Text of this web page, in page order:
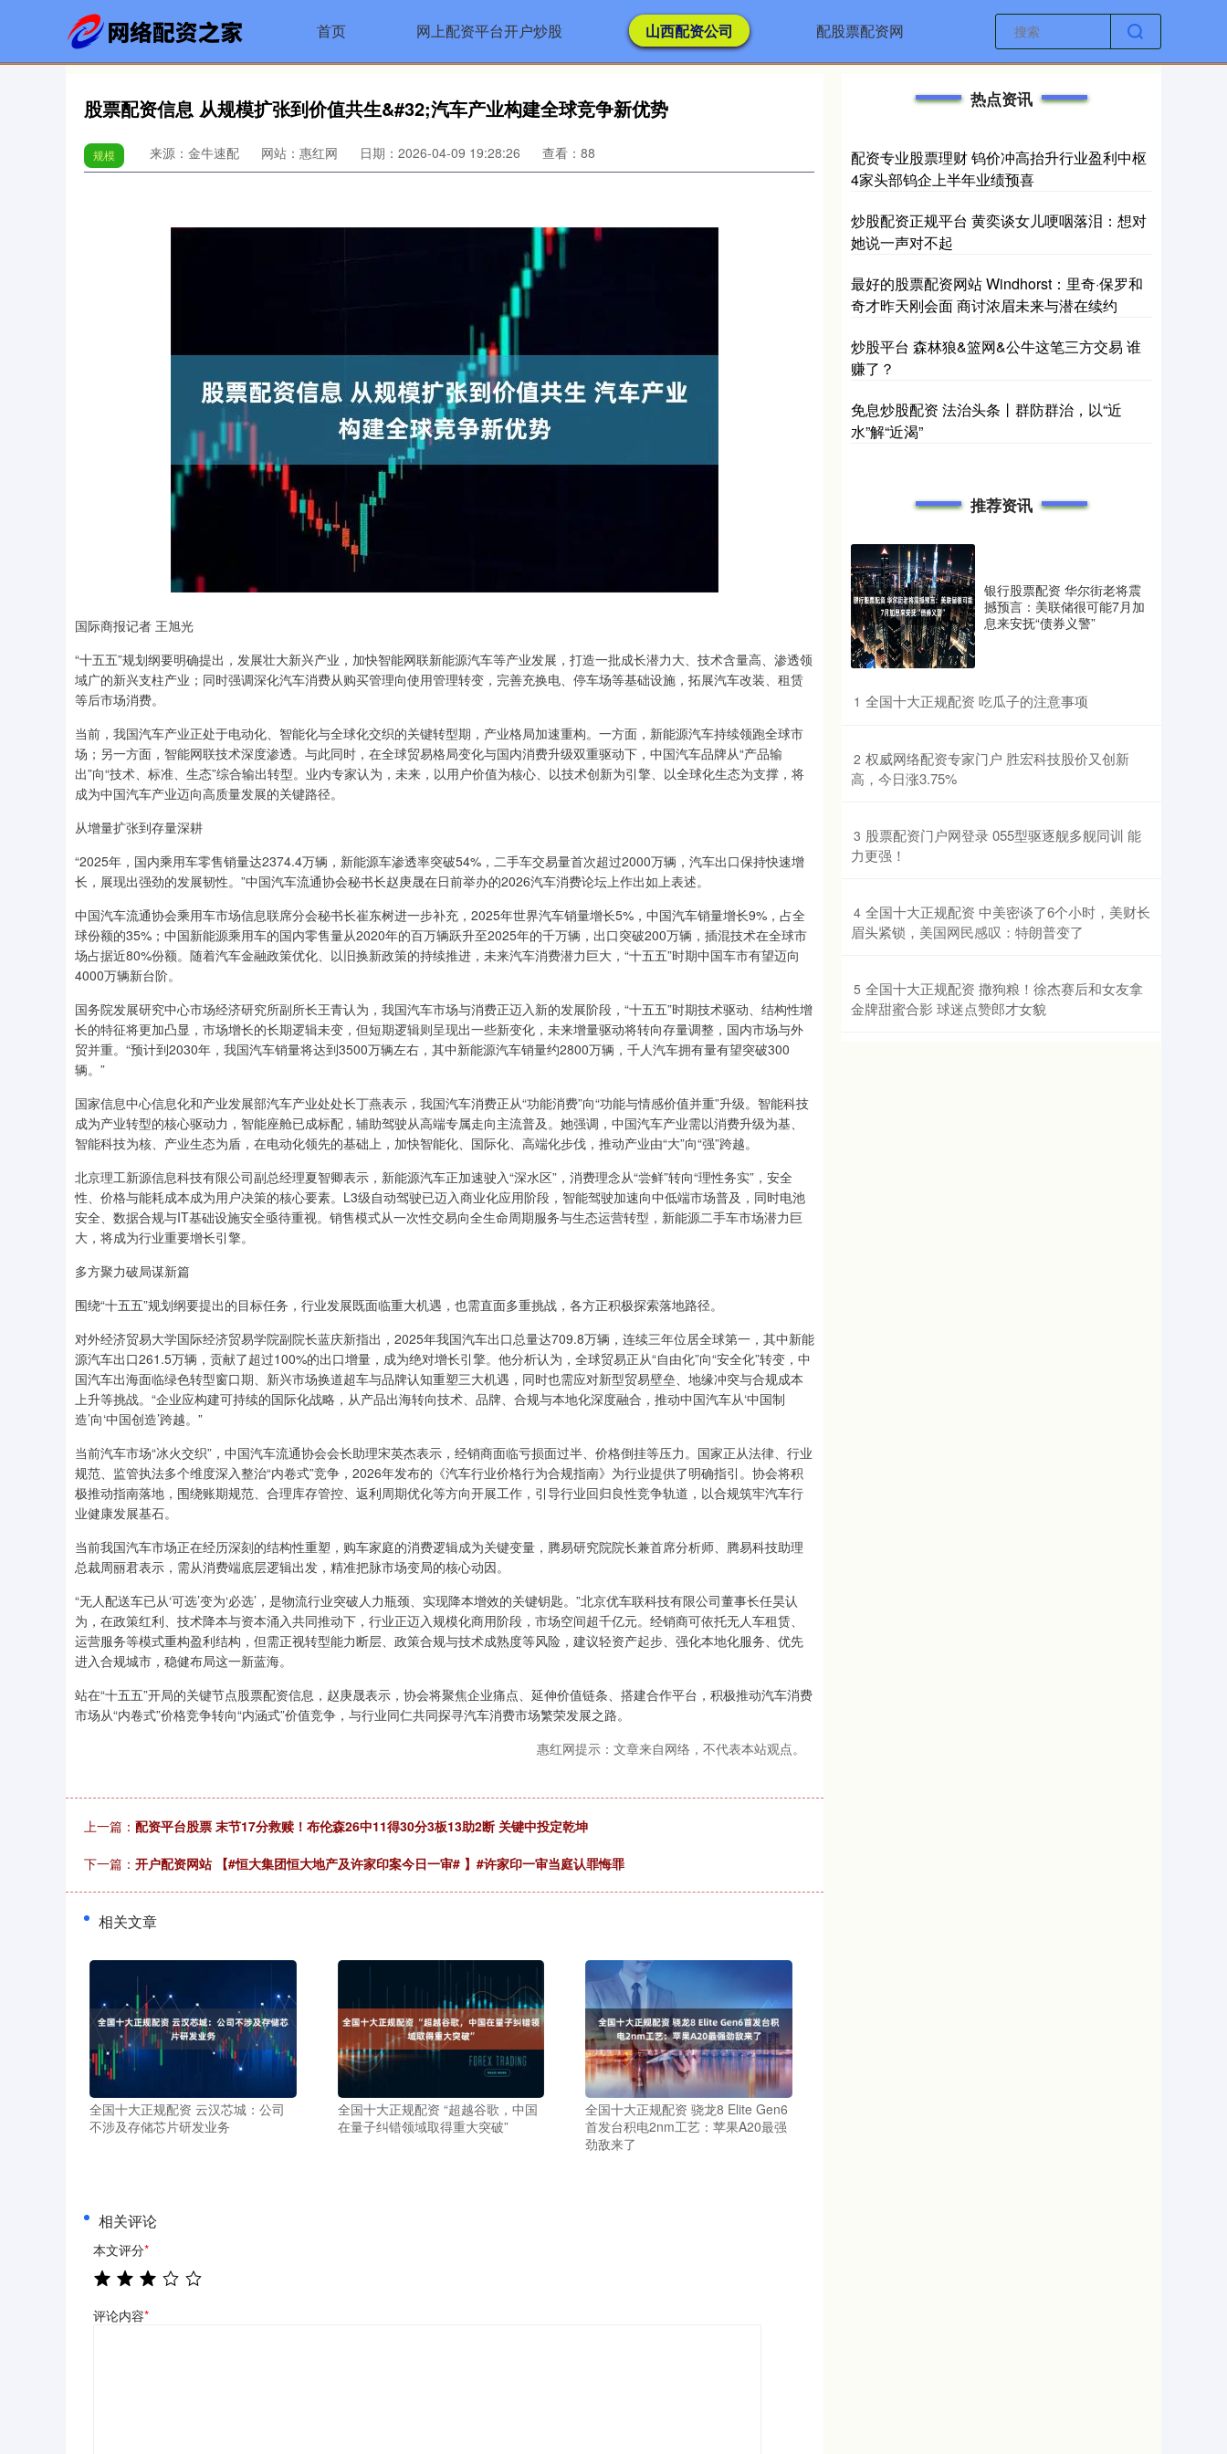
首页 网上配资平台开户炒股 山西配资公司 配股票配资网
股票配资信息 从规模扩张到价值共生&#32;汽车产业构建全球竞争新优势
规模 来源：金牛速配 网站：惠红网 日期：2026-04-09 19:28:26 查看：88
国际商报记者 王旭光
“十五五”规划纲要明确提出，发展壮大新兴产业，加快智能网联新能源汽车等产业发展，打造一批成长潜力大、技术含量高、渗透领
域广的新兴支柱产业；同时强调深化汽车消费从购买管理向使用管理转变，完善充换电、停车场等基础设施，拓展汽车改装、租赁
等后市场消费。
当前，我国汽车产业正处于电动化、智能化与全球化交织的关键转型期，产业格局加速重构。一方面，新能源汽车持续领跑全球市
场；另一方面，智能网联技术深度渗透。与此同时，在全球贸易格局变化与国内消费升级双重驱动下，中国汽车品牌从“产品输
出”向“技术、标准、生态”综合输出转型。业内专家认为，未来，以用户价值为核心、以技术创新为引擎、以全球化生态为支撑，将
成为中国汽车产业迈向高质量发展的关键路径。
从增量扩张到存量深耕
“2025年，国内乘用车零售销量达2374.4万辆，新能源车渗透率突破54%，二手车交易量首次超过2000万辆，汽车出口保持快速增
长，展现出强劲的发展韧性。”中国汽车流通协会秘书长赵庚晟在日前举办的2026汽车消费论坛上作出如上表述。
中国汽车流通协会乘用车市场信息联席分会秘书长崔东树进一步补充，2025年世界汽车销量增长5%，中国汽车销量增长9%，占全
球份额的35%；中国新能源乘用车的国内零售量从2020年的百万辆跃升至2025年的千万辆，出口突破200万辆，插混技术在全球市
场占据近80%份额。随着汽车金融政策优化、以旧换新政策的持续推进，未来汽车消费潜力巨大，“十五五”时期中国车市有望迈向
4000万辆新台阶。
国务院发展研究中心市场经济研究所副所长王青认为，我国汽车市场与消费正迈入新的发展阶段，“十五五”时期技术驱动、结构性增
长的特征将更加凸显，市场增长的长期逻辑未变，但短期逻辑则呈现出一些新变化，未来增量驱动将转向存量调整，国内市场与外
贸并重。“预计到2030年，我国汽车销量将达到3500万辆左右，其中新能源汽车销量约2800万辆，千人汽车拥有量有望突破300
辆。”
国家信息中心信息化和产业发展部汽车产业处处长丁燕表示，我国汽车消费正从“功能消费”向“功能与情感价值并重”升级。智能科技
成为产业转型的核心驱动力，智能座舱已成标配，辅助驾驶从高端专属走向主流普及。她强调，中国汽车产业需以消费升级为基、
智能科技为核、产业生态为盾，在电动化领先的基础上，加快智能化、国际化、高端化步伐，推动产业由“大”向“强”跨越。
北京理工新源信息科技有限公司副总经理夏智卿表示，新能源汽车正加速驶入“深水区”，消费理念从“尝鲜”转向“理性务实”，安全
性、价格与能耗成本成为用户决策的核心要素。L3级自动驾驶已迈入商业化应用阶段，智能驾驶加速向中低端市场普及，同时电池
安全、数据合规与IT基础设施安全亟待重视。销售模式从一次性交易向全生命周期服务与生态运营转型，新能源二手车市场潜力巨
大，将成为行业重要增长引擎。
多方聚力破局谋新篇
围绕“十五五”规划纲要提出的目标任务，行业发展既面临重大机遇，也需直面多重挑战，各方正积极探索落地路径。
对外经济贸易大学国际经济贸易学院副院长蓝庆新指出，2025年我国汽车出口总量达709.8万辆，连续三年位居全球第一，其中新能
源汽车出口261.5万辆，贡献了超过100%的出口增量，成为绝对增长引擎。他分析认为，全球贸易正从“自由化”向“安全化”转变，中
国汽车出海面临绿色转型窗口期、新兴市场换道超车与品牌认知重塑三大机遇，同时也需应对新型贸易壁垒、地缘冲突与合规成本
上升等挑战。“企业应构建可持续的国际化战略，从产品出海转向技术、品牌、合规与本地化深度融合，推动中国汽车从‘中国制
造’向‘中国创造’跨越。”
当前汽车市场“冰火交织”，中国汽车流通协会会长助理宋英杰表示，经销商面临亏损面过半、价格倒挂等压力。国家正从法律、行业
规范、监管执法多个维度深入整治“内卷式”竞争，2026年发布的《汽车行业价格行为合规指南》为行业提供了明确指引。协会将积
极推动指南落地，围绕账期规范、合理库存管控、返利周期优化等方向开展工作，引导行业回归良性竞争轨道，以合规筑牢汽车行
业健康发展基石。
当前我国汽车市场正在经历深刻的结构性重塑，购车家庭的消费逻辑成为关键变量，腾易研究院院长兼首席分析师、腾易科技助理
总裁周丽君表示，需从消费端底层逻辑出发，精准把脉市场变局的核心动因。
“无人配送车已从‘可选’变为‘必选’，是物流行业突破人力瓶颈、实现降本增效的关键钥匙。”北京优车联科技有限公司董事长任昊认
为，在政策红利、技术降本与资本涌入共同推动下，行业正迈入规模化商用阶段，市场空间超千亿元。经销商可依托无人车租赁、
运营服务等模式重构盈利结构，但需正视转型能力断层、政策合规与技术成熟度等风险，建议轻资产起步、强化本地化服务、优先
进入合规城市，稳健布局这一新蓝海。
站在“十五五”开局的关键节点股票配资信息，赵庚晟表示，协会将聚焦企业痛点、延伸价值链条、搭建合作平台，积极推动汽车消费
市场从“内卷式”价格竞争转向“内涵式”价值竞争，与行业同仁共同探寻汽车消费市场繁荣发展之路。
惠红网提示：文章来自网络，不代表本站观点。
上一篇： 配资平台股票 末节17分救赎！布伦森26中11得30分3板13助2断 关键中投定乾坤
下一篇： 开户配资网站 【#恒大集团恒大地产及许家印案今日一审# 】#许家印一审当庭认罪悔罪
相关文章
全国十大正规配资 云汉芯城：公司
不涉及存储芯片研发业务
全国十大正规配资 “超越谷歌，中国
在量子纠错领域取得重大突破”
全国十大正规配资 骁龙8 Elite Gen6
首发台积电2nm工艺：苹果A20最强
劲敌来了
相关评论
本文评分*
评论内容*
热点资讯
配资专业股票理财 钨价冲高抬升行业盈利中枢
4家头部钨企上半年业绩预喜
炒股配资正规平台 黄奕谈女儿哽咽落泪：想对
她说一声对不起
最好的股票配资网站 Windhorst：里奇·保罗和
奇才昨天刚会面 商讨浓眉未来与潜在续约
炒股平台 森林狼&篮网&公牛这笔三方交易 谁
赚了？
免息炒股配资 法治头条丨群防群治，以“近
水”解“近渴”
推荐资讯
银行股票配资 华尔街老将震
撼预言：美联储很可能7月加
息来安抚“债券义警”
1 ​全国十大正规配资 吃瓜子的注意事项
2 ​权威网络配资专家门户 胜宏科技股价又创新
高，今日涨3.75%
3 ​股票配资门户网登录 055型驱逐舰多舰同训 能
力更强！
4 ​全国十大正规配资 中美密谈了6个小时，美财长
眉头紧锁，美国网民感叹：特朗普变了
5 ​全国十大正规配资 撒狗粮！徐杰赛后和女友拿
金牌甜蜜合影 球迷点赞郎才女貌